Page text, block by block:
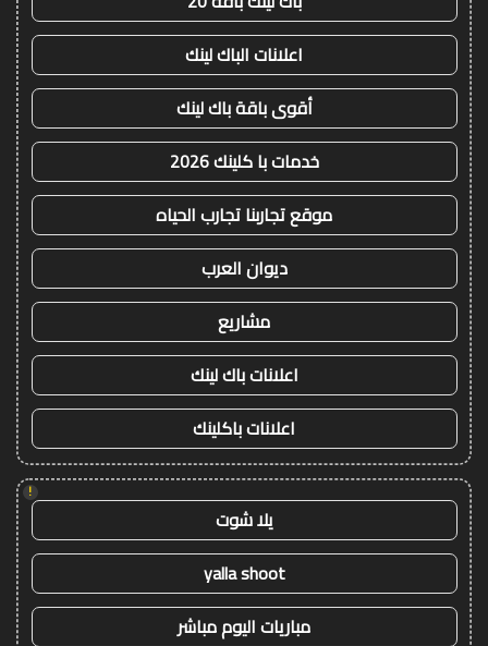
اعلانات الباك لينك
أقوى باقة باك لينك
خدمات با كلينك 2026
موقع تجاربنا تجارب الحياه
ديوان العرب
مشاريع
اعلانات باك لينك
اعلانات باكلينك
!
يلا شوت
yalla shoot
مباريات اليوم مباشر